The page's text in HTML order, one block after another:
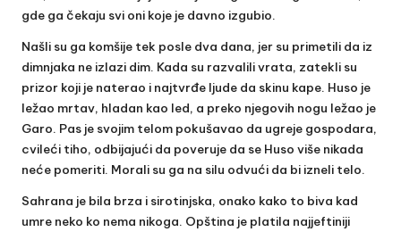
gde ga čekaju svi oni koje je davno izgubio.
Našli su ga komšije tek posle dva dana, jer su primetili da iz
dimnjaka ne izlazi dim. Kada su razvalili vrata, zatekli su
prizor koji je naterao i najtvrđe ljude da skinu kape. Huso je
ležao mrtav, hladan kao led, a preko njegovih nogu ležao je
Garo. Pas je svojim telom pokušavao da ugreje gospodara,
cvileći tiho, odbijajući da poveruje da se Huso više nikada
neće pomeriti. Morali su ga na silu odvući da bi izneli telo.
Sahrana je bila brza i sirotinjska, onako kako to biva kad
umre neko ko nema nikoga. Opština je platila najjeftiniji